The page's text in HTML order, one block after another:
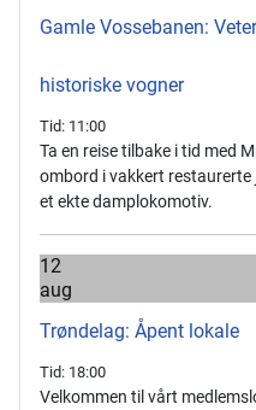
Gamle Vossebanen:
historiske vogner
Tid: 11:00
Ta en reise tilbake i tid med
ombord i vakkert
et ekte damplokomotiv.
12
aug
Trøndelag: Åpent lokale
Tid: 18:00
Velkommen til vårt